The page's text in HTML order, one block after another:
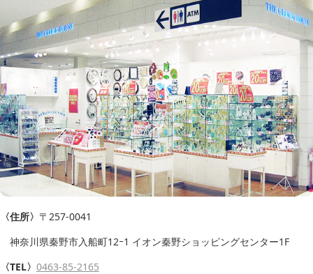
〈住所〉 〒257-0041
神奈川県秦野市入船町12ｰ1 イオン秦野ショッピングセンター1F
〈TEL〉 0463-85-2165